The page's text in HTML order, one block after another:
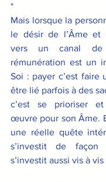
*
Mais lorsque la
le désir de l’Âme et
vers un canal
rémunération est un
Soi : payer c’est faire
être lié parfois à des
c’est se prioriser et
œuvre pour son Âme.
une réelle quête
s’investit de façon
s’investit aussi vis à